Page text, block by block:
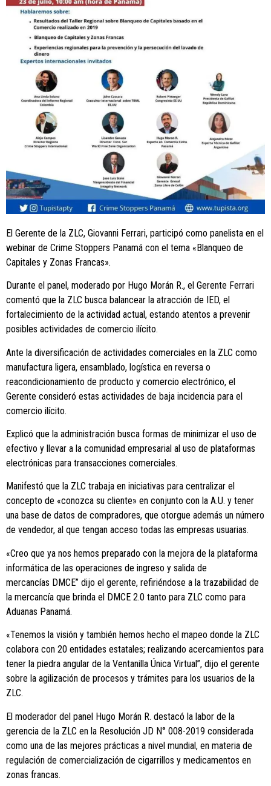
El Gerente de la ZLC, Giovanni Ferrari, participó como panelista en el
webinar de Crime Stoppers Panamá con el tema «Blanqueo de
Capitales y Zonas Francas».
Durante el panel, moderado por Hugo Morán R., el Gerente Ferrari
comentó que la ZLC busca balancear la atracción de IED, el
fortalecimiento de la actividad actual, estando atentos a prevenir
posibles actividades de comercio ilícito.
Ante la diversificación de actividades comerciales en la ZLC como
manufactura ligera, ensamblado, logística en reversa o
reacondicionamiento de producto y comercio electrónico, el
Gerente consideró estas actividades de baja incidencia para el
comercio ilícito.
Explicó que la administración busca formas de minimizar el uso de
efectivo y llevar a la comunidad empresarial al uso de plataformas
electrónicas para transacciones comerciales.
Manifestó que la ZLC trabaja en iniciativas para centralizar el
concepto de «conozca su cliente» en conjunto con la A.U. y tener
una base de datos de compradores, que otorgue además un número
de vendedor, al que tengan acceso todas las empresas usuarias.
«Creo que ya nos hemos preparado con la mejora de la plataforma
informática de las operaciones de ingreso y salida de
mercancías DMCE” dijo el gerente, refiriéndose a la trazabilidad de
la mercancía que brinda el DMCE 2.0 tanto para ZLC como para
Aduanas Panamá.
«Tenemos la visión y también hemos hecho el mapeo donde la ZLC
colabora con 20 entidades estatales; realizando acercamientos para
tener la piedra angular de la Ventanilla Única Virtual”, dijo el gerente
sobre la agilización de procesos y trámites para los usuarios de la
ZLC.
El moderador del panel Hugo Morán R. destacó la labor de la
gerencia de la ZLC en la Resolución JD N° 008-2019 considerada
como una de las mejores prácticas a nivel mundial, en materia de
regulación de comercialización de cigarrillos y medicamentos en
zonas francas.